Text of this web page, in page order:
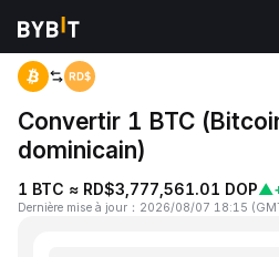
Accueil
Convertir 1 BTC
dominicain)
1 BTC ≈ RD$3,777,561.01 DOP▲
Dernière mise à jour ： 2026/08/07 18:15 (